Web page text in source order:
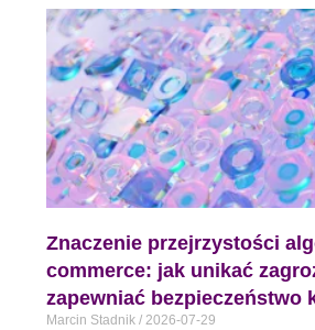
Znaczenie przejrzystości
commerce: jak unikać
zapewniać bezpieczeństwo
Marcin Stadnik 2026-07-29